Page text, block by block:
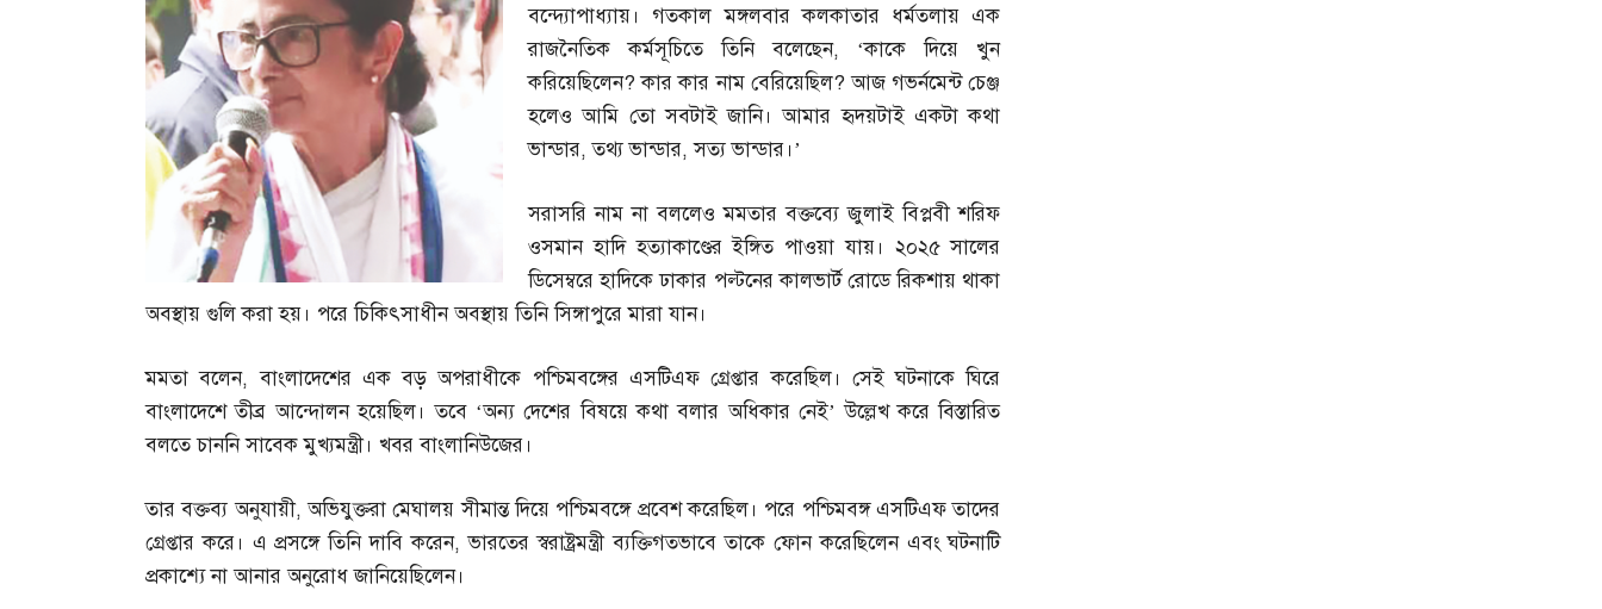
বন্দ্যোপাধ্যায়। গতকাল মঙ্গলবার কলকাতার ধর্মতলায় এক
রাজনৈতিক কর্মসূচিতে তিনি বলেছেন, ‘কাকে দিয়ে খুন
করিয়েছিলেন?কার কার নাম বেরিয়েছিল?আজ গভর্নমেন্ট চেঞ্জ
হলেও আমি তো সবটাই জানি। আমার হৃদয়টাই একটা কথা
ভান্ডার,তথ্য ভান্ডার,সত্য ভান্ডার।’
সরাসরি নাম না বললেও মমতার বক্তব্যে জুলাই বিপ্লবী শরিফ
ওসমান হাদি হত্যাকাণ্ডের ইঙ্গিত পাওয়া যায়। ২০২৫ সালের
ডিসেম্বরে হাদিকে ঢাকার পল্টনের কালভার্ট রোডে রিকশায় থাকা
অবস্থায় গুলি করা হয়। পরে চিকিৎসাধীন অবস্থায় তিনি সিঙ্গাপুরে মারা যান।
মমতা বলেন,বাংলাদেশের এক বড় অপরাধীকে পশ্চিমবঙ্গের এসটিএফ গ্রেপ্তার করেছিল। সেই ঘটনাকে ঘিরে
বাংলাদেশে তীব্র আন্দোলন হয়েছিল। তবে ‘অন্য দেশের বিষয়ে কথা বলার অধিকার নেই’ উল্লেখ করে বিস্তারিত
বলতে চাননি সাবেক মুখ্যমন্ত্রী। খবর বাংলানিউজের।
তার বক্তব্য অনুযায়ী,অভিযুক্তরা মেঘালয় সীমান্ত দিয়ে পশ্চিমবঙ্গে প্রবেশ করেছিল। পরে পশ্চিমবঙ্গ এসটিএফ তাদের
গ্রেপ্তার করে। এ প্রসঙ্গে তিনি দাবি করেন,ভারতের স্বরাষ্ট্রমন্ত্রী ব্যক্তিগতভাবে তাকে ফোন করেছিলেন এবং ঘটনাটি
প্রকাশ্যে না আনার অনুরোধ জানিয়েছিলেন।